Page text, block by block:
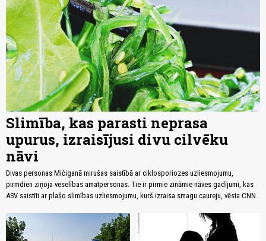
Slimība, kas parasti neprasa
upurus, izraisījusi divu cilvēku
nāvi
Divas personas Mičiganā mirušas saistībā ar ciklosporiozes uzliesmojumu,
pirmdien ziņoja veselības amatpersonas. Tie ir pirmie zināmie nāves gadījumi, kas
ASV saistīti ar plašo slimības uzliesmojumu, kurš izraisa smagu caureju, vēsta CNN.